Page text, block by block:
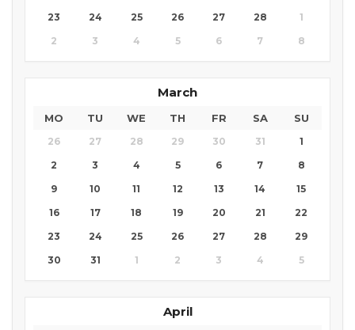
23
24 25 26 27 28
1
2
3 4 5 6 7 8
March
MO TU WE TH FR SA SU
26 27 28 29 30 31
1
2
3 4 5 6 7
8
9
10 11 12 13 14
15
16
17 18 19 20 21
22
23
24 25 26 27 28
29
30
31 1 2 3 4 5
April